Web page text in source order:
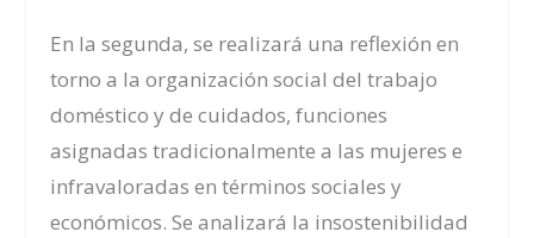
En la segunda, se realizará una reflexión en
torno a la organización social del trabajo
doméstico y de cuidados, funciones
asignadas tradicionalmente a las mujeres e
infravaloradas en términos sociales y
económicos. Se analizará la insostenibilidad